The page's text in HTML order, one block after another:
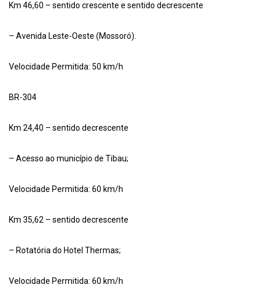
Km 46,60 – sentido crescente e sentido decrescente
– Avenida Leste-Oeste (Mossoró).
Velocidade Permitida: 50 km/h
BR-304
Km 24,40 – sentido decrescente
– Acesso ao município de Tibau;
Velocidade Permitida: 60 km/h
Km 35,62 – sentido decrescente
– Rotatória do Hotel Thermas;
Velocidade Permitida: 60 km/h